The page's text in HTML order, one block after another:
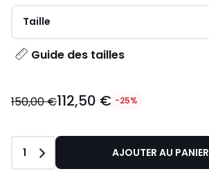
Taille
Guide des tailles
€
150,00
€
150,00 €112,50 € -25%
Quantité
1 AJOUTER AU PANIER